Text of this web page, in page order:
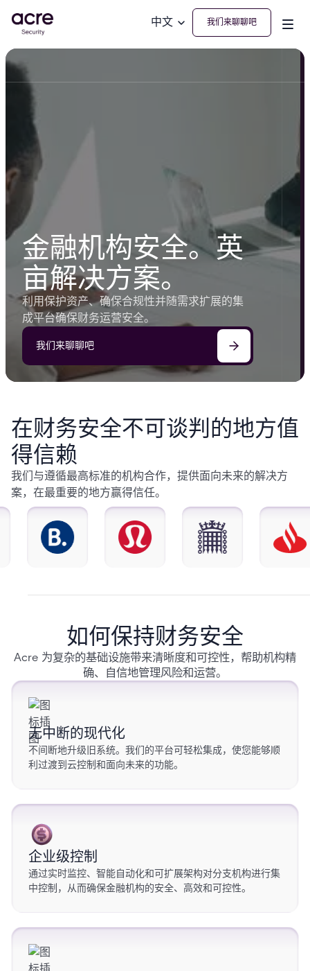
中文 我们来聊聊吧
金融机构安全。英
亩解决方案。
利用保护资产、确保合规性并随需求扩展的集
成平台确保财务运营安全。
我们来聊聊吧
在财务安全不可谈判的地方值
得信赖
我们与遵循最高标准的机构合作，提供面向未来的解决方
案，在最重要的地方赢得信任。
如何保持财务安全
Acre 为复杂的基础设施带来清晰度和可控性，帮助机构精
确、自信地管理风险和运营。
无中断的现代化
不间断地升级旧系统。我们的平台可轻松集成，使您能够顺
利过渡到云控制和面向未来的功能。
企业级控制
通过实时监控、智能自动化和可扩展架构对分支机构进行集
中控制，从而确保金融机构的安全、高效和可控性。